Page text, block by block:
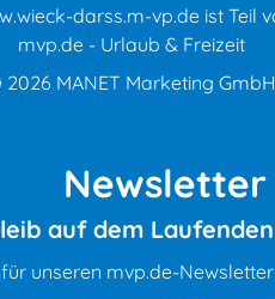
darss.m-vp.de ist Teil
mvp.de - Urlaub & Freizeit
2026 MANET Marketing GmbH
Newsletter
auf dem
unseren mvp.de-